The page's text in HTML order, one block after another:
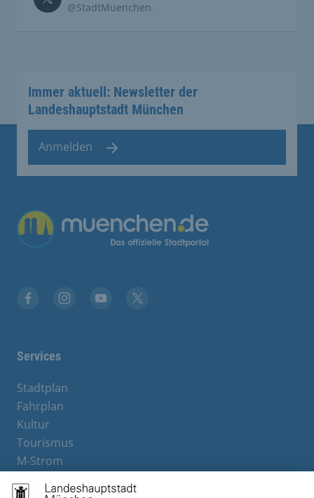
@StadtMuenchen
Immer aktuell: Newsletter der
Landeshauptstadt München
Anmelden
Übergreifende Links
Services
Stadtplan
Fahrplan
Kultur
Tourismus
M-Strom